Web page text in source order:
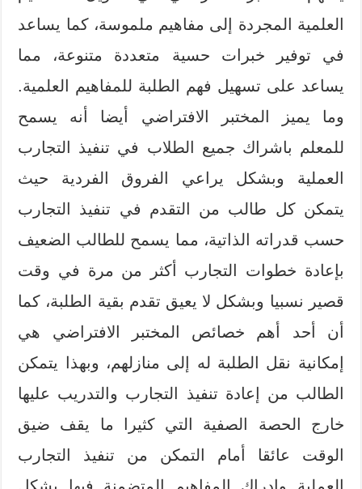
العلمية المجردة إلى مفاهيم ملموسة، كما يساعد
في توفير خبرات حسية متعددة متنوعة، مما
يساعد على تسهيل فهم الطلبة للمفاهيم العلمية.
وما يميز المختبر الافتراضي أيضا أنه يسمح
للمعلم باشراك جميع الطلاب في تنفيذ التجارب
العملية وبشكل يراعي الفروق الفردية حيث
يتمكن كل طالب من التقدم في تنفيذ التجارب
حسب قدراته الذاتية، مما يسمح للطالب الضعيف
بإعادة خطوات التجارب أكثر من مرة في وقت
قصير نسبيا وبشكل لا يعيق تقدم بقية الطلبة، كما
أن أحد أهم خصائص المختبر الافتراضي هي
إمكانية نقل الطلبة له إلى منازلهم، وبهذا يتمكن
الطالب من إعادة تنفيذ التجارب والتدريب عليها
خارج الحصة الصفية التي كثيرا ما يقف ضيق
الوقت عائقا أمام التمكن من تنفيذ التجارب